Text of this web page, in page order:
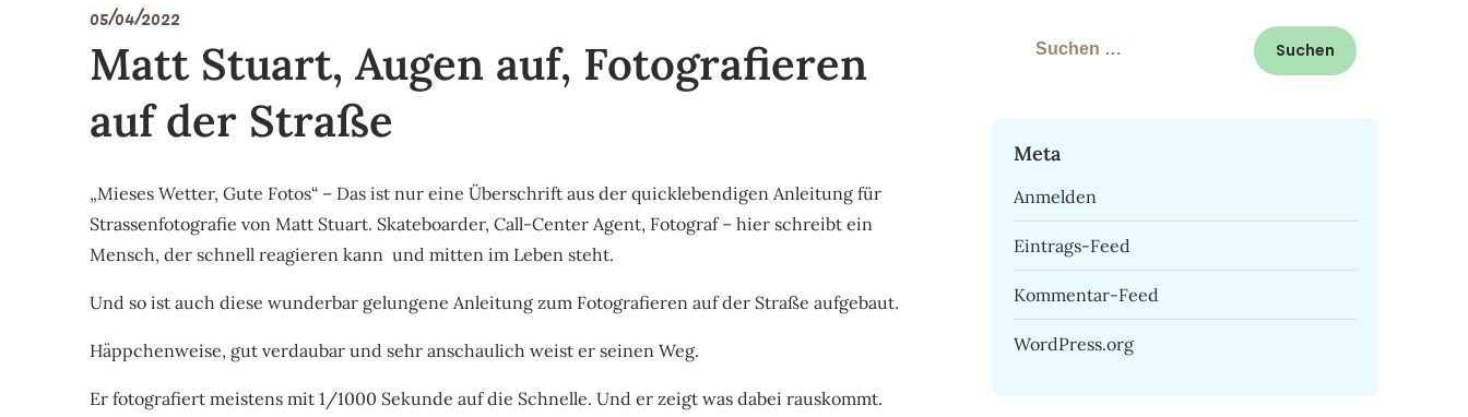
05/04/2022
Matt Stuart, Augen auf, Fotografieren
auf der Straße
„Mieses Wetter, Gute Fotos“ – Das ist nur eine Überschrift aus der quicklebendigen Anleitung für
Strassenfotografie von Matt Stuart. Skateboarder, Call-Center Agent, Fotograf – hier schreibt ein
Mensch, der schnell reagieren kann und mitten im Leben steht.
Und so ist auch diese wunderbar gelungene Anleitung zum Fotografieren auf der Straße aufgebaut.
Häppchenweise, gut verdaubar und sehr anschaulich weist er seinen Weg.
Er fotografiert meistens mit 1/1000 Sekunde auf die Schnelle. Und er zeigt was dabei rauskommt.
Suchen
Meta
Anmelden
Eintrags-Feed
Kommentar-Feed
WordPress.org